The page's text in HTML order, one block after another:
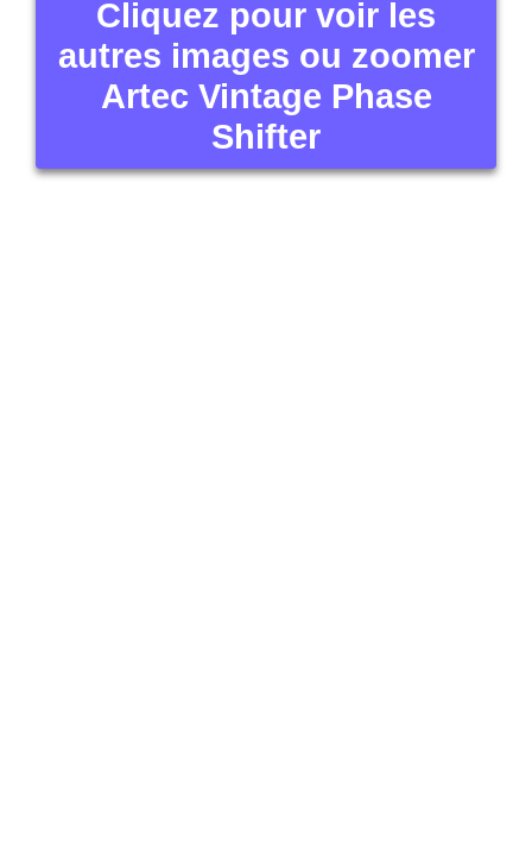
Cliquez pour voir les
autres images ou zoomer
Artec Vintage Phase
Shifter